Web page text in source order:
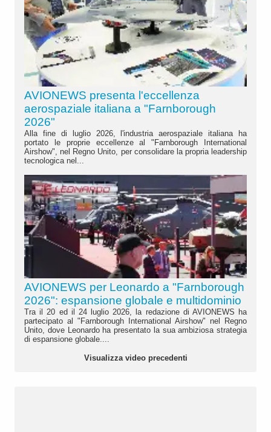
AVIONEWS presenta l'eccellenza
aerospaziale italiana a "Farnborough
2026"
Alla fine di luglio 2026, l'industria aerospaziale italiana ha
portato le proprie eccellenze al "Farnborough International
Airshow", nel Regno Unito, per consolidare la propria leadership
tecnologica nel...
AVIONEWS per Leonardo a "Farnborough
2026": espansione globale e multidominio
Tra il 20 ed il 24 luglio 2026, la redazione di AVIONEWS ha
partecipato al "Farnborough International Airshow" nel Regno
Unito, dove Leonardo ha presentato la sua ambiziosa strategia
di espansione globale....
Visualizza video precedenti